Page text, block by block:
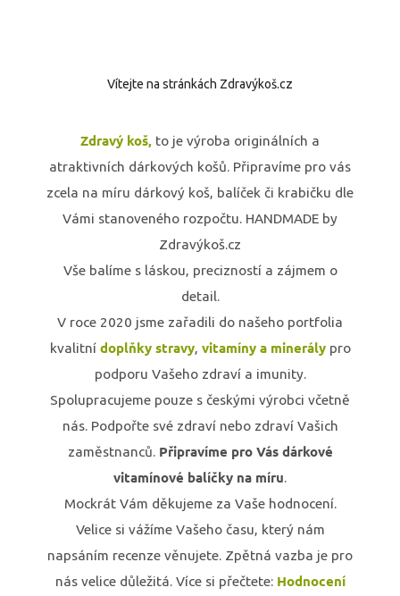
Vítejte na stránkách Zdravýkoš.cz
Zdravý koš, to je výroba originálních a
atraktivních dárkových košů. Připravíme pro vás
zcela na míru dárkový koš, balíček či krabičku dle
Vámi stanoveného rozpočtu. HANDMADE by
Zdravýkoš.cz
Vše balíme s láskou, precizností a zájmem o
detail.
V roce 2020 jsme zařadili do našeho portfolia
kvalitní doplňky stravy, vitamíny a minerálypro
podporu Vašeho zdraví a imunity.
Spolupracujeme pouze s českými výrobci včetně
nás. Podpořte své zdraví nebo zdraví Vašich
zaměstnanců. Připravíme pro Vás dárkové
vitamínové balíčky na míru.
Mockrát Vám děkujeme za Vaše hodnocení.
Velice si vážíme Vašeho času, který nám
napsáním recenze věnujete. Zpětná vazba je pro
nás velice důležitá. Více si přečtete: Hodnocení